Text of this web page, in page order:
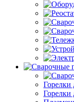
Горелки
Горелки